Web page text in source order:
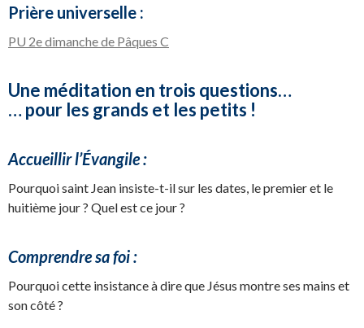
Prière universelle :
PU 2e dimanche de Pâques C
Une méditation en trois questions…
… pour les grands et les petits !
Accueillir l’Évangile :
Pourquoi saint Jean insiste-t-il sur les dates, le premier et le
huitième jour ? Quel est ce jour ?
Comprendre sa foi :
Pourquoi cette insistance à dire que Jésus montre ses mains et
son côté ?